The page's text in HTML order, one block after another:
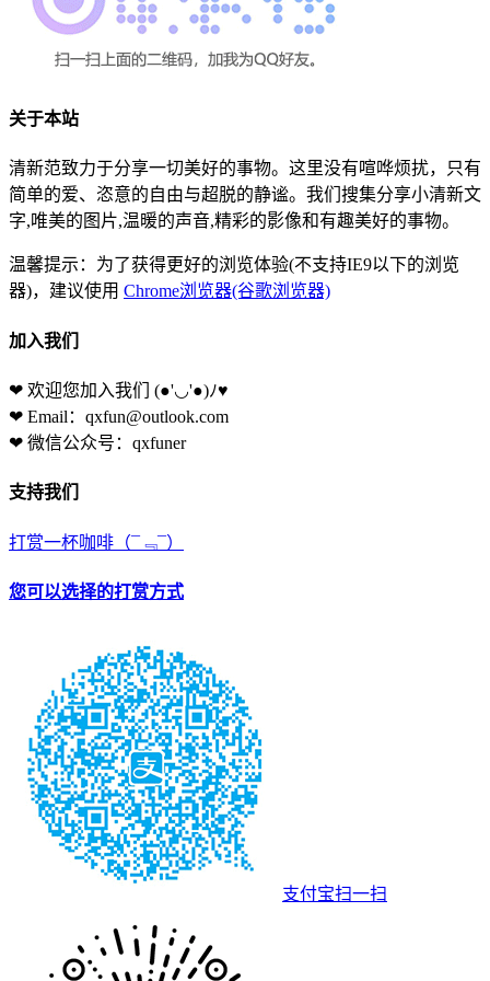
关于本站
清新范致力于分享一切美好的事物。这里没有喧哗烦扰，只有
简单的爱、恣意的自由与超脱的静谧。我们搜集分享小清新文
字,唯美的图片,温暖的声音,精彩的影像和有趣美好的事物。
温馨提示：为了获得更好的浏览体验(不支持IE9以下的浏览
器)，建议使用 Chrome浏览器(谷歌浏览器)
加入我们
❤ 欢迎您加入我们 (●'◡'●)ﾉ♥
❤ Email：qxfun@outlook.com
❤ 微信公众号：qxfuner
支持我们
打赏一杯咖啡 （¯﹃¯）
您可以选择的打赏方式
支付宝扫一扫